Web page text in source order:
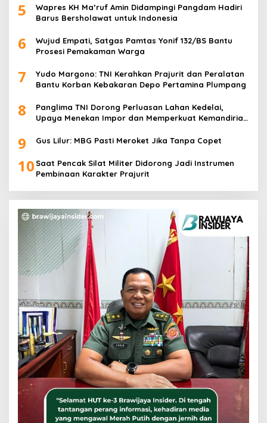
5
Wapres KH Ma’ruf Amin Didampingi Pangdam Hadiri
Barus Bersholawat untuk Indonesia
6
Wujud Empati, Satgas Pamtas Yonif 132/BS Bantu
Prosesi Pemakaman Warga
7
Yudo Margono: TNI Kerahkan Prajurit dan Peralatan
Bantu Korban Kebakaran Depo Pertamina Plumpang
8
Panglima TNI Dorong Perluasan Lahan Kedelai,
Upaya Menekan Impor dan Memperkuat Kemandirian
9 Gus Lilur: MBG Pasti Meroket Jika Tanpa Copet
10 Saat Pencak Silat Militer Didorong Jadi Instrumen
Pembinaan Karakter Prajurit